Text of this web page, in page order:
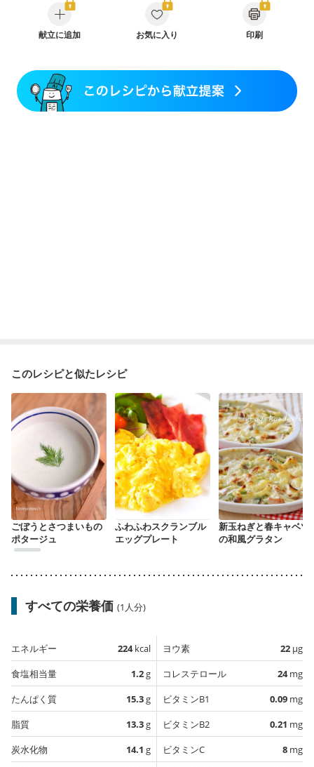
乳がん（ホルモン療法中）
乳がん（放射線治療中）
乳がん治療を終えた方・経過観察中の方など
胃がん治療を終えた方・経過観察中の方
産後（混合栄養）
乾癬
フレイル（年齢に合わせた体作り）
貧血対策
ニキビ・肌荒れ
献立に追加 お気に入り 印刷
このレシピと似たレシピ
ごぼうとさつまいもの
ポタージュ
ふわふわスクランブル
エッグプレート
新玉ねぎと春キャベツ
の和風グラタン
すべての栄養価 (1人分)
エネルギー 224kcal
食塩相当量
1.2g
たんぱく質
15.3g
脂質
13.3g
炭水化物
14.1 g
ヨウ素 22 µg
コレステロール
24mg
ビタミンB1
0.09 mg
ビタミンB2
0.21 mg
ビタミンC
8 mg